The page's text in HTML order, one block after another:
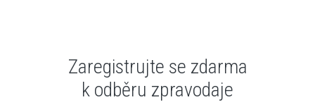
Zaregistrujte se zdarma
k odběru zpravodaje